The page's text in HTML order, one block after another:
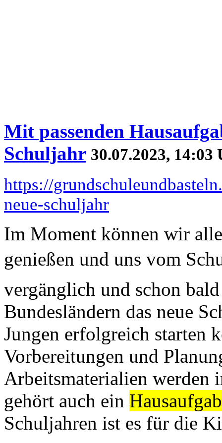
Mit passenden
Schuljahr 30.07.2023, 14:03
https://
neue-schuljahr
Im Moment können wir
genießen und uns vom
vergänglich und schon
Bundesländern das neue
Jungen erfolgreich starten
Vorbereitungen und
Arbeitsmaterialien werden
gehört auch ein
Schuljahren ist es für die